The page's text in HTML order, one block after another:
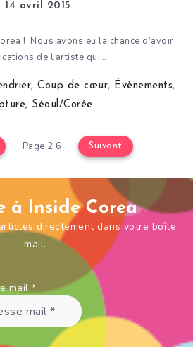
14 avril 2015
! Nous avons eu la chance d’avoir
de l’artiste qui…
,Coup de cœur, Évènements,
, Séoul/Corée
Page 2 6 Suivant
à Inside Corea
directement dans votre boîte
mail.
mail *